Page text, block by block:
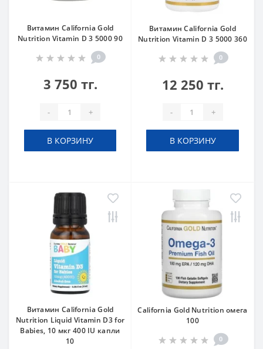
Витамин California Gold
Nutrition Vitamin D 3 5000 90
0
3 750 тг.
- +
В КОРЗИНУ
Витамин California Gold
Nutrition Vitamin D 3 5000 360
0
12 250 тг.
- +
В КОРЗИНУ
Витамин California Gold
Nutrition Liquid Vitamin D3 for
Babies, 10 мкг 400 IU капли
10
California Gold Nutrition омега
100
0